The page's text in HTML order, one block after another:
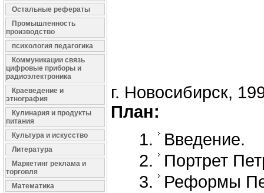
Остальные рефераты
Промышленность
производство
психология педагогика
Коммуникации связь
цифровые приборы и
радиоэлектроника
Краеведение и
этнография
Кулинария и продукты
питания
Культура и искусство
Литература
Маркетинг реклама и
торговля
Математика
г. Новосибирск,
План:
Введение.
Портрет
Реформы